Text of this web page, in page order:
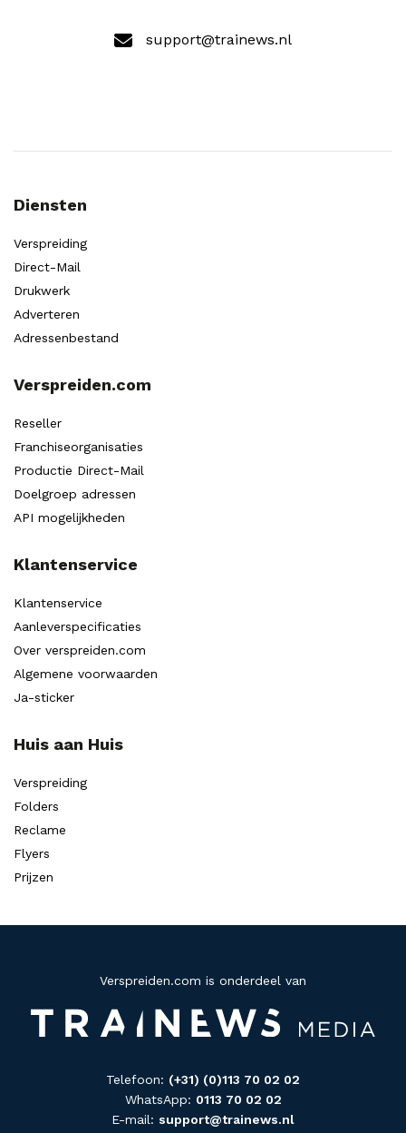
support@trainews.nl
Diensten
Verspreiding
Direct-Mail
Drukwerk
Adverteren
Adressenbestand
Verspreiden.com
Reseller
Franchiseorganisaties
Productie Direct-Mail
Doelgroep adressen
API mogelijkheden
Klantenservice
Klantenservice
Aanleverspecificaties
Over verspreiden.com
Algemene voorwaarden
Ja-sticker
Huis aan Huis
Verspreiding
Folders
Reclame
Flyers
Prijzen
Verspreiden.com is onderdeel van
Telefoon: (+31) (0)113 70 02 02
WhatsApp: 0113 70 02 02
E-mail: support@trainews.nl